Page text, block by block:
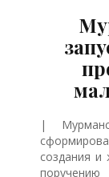
|
создания